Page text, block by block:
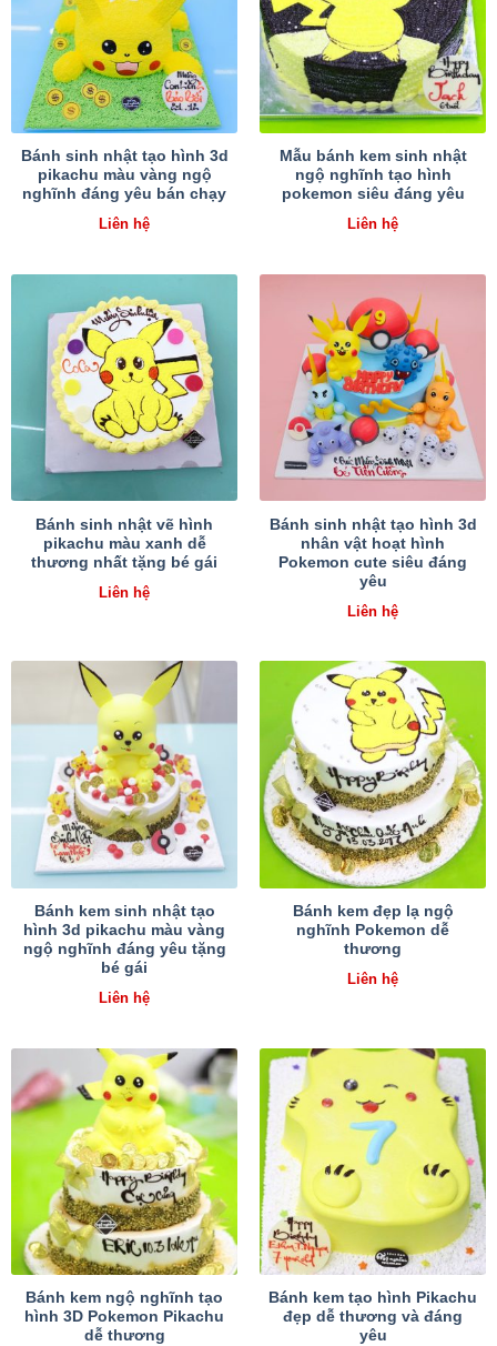
Bánh sinh nhật tạo hình 3d
pikachu màu vàng ngộ
nghĩnh đáng yêu bán chạy
Liên hệ
Mẫu bánh kem sinh nhật
ngộ nghĩnh tạo hình
pokemon siêu đáng yêu
Liên hệ
Bánh sinh nhật vẽ hình
pikachu màu xanh dễ
thương nhất tặng bé gái
Liên hệ
Bánh sinh nhật tạo hình 3d
nhân vật hoạt hình
Pokemon cute siêu đáng
yêu
Liên hệ
Bánh kem sinh nhật tạo
hình 3d pikachu màu vàng
ngộ nghĩnh đáng yêu tặng
bé gái
Liên hệ
Bánh kem đẹp lạ ngộ
nghĩnh Pokemon dễ
thương
Liên hệ
Bánh kem ngộ nghĩnh tạo
hình 3D Pokemon Pikachu
dễ thương
Bánh kem tạo hình Pikachu
đẹp dễ thương và đáng
yêu